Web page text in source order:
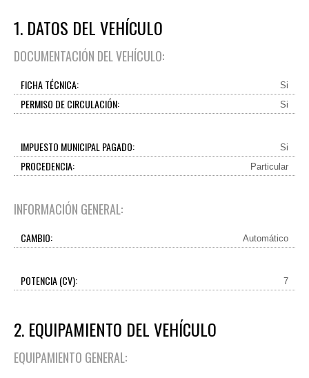
1. DATOS DEL VEHÍCULO
DOCUMENTACIÓN DEL VEHÍCULO:
FICHA TÉCNICA: Si
PERMISO DE CIRCULACIÓN: Si
IMPUESTO MUNICIPAL PAGADO: Si
PROCEDENCIA: Particular
INFORMACIÓN GENERAL:
CAMBIO: Automático
POTENCIA (CV): 7
2. EQUIPAMIENTO DEL VEHÍCULO
EQUIPAMIENTO GENERAL: